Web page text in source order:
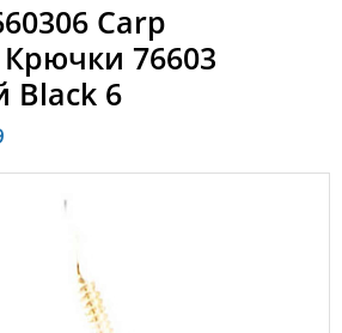
Carp
76603
Black 6